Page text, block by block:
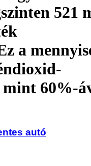
521
a
mint 60%-
autó